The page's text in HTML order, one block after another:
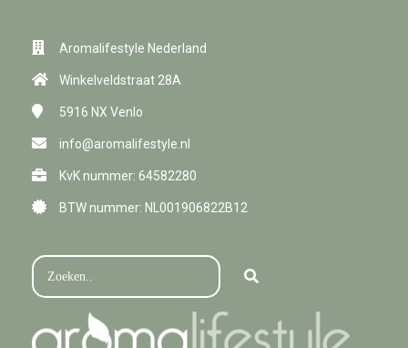
Aromalifestyle Nederland
Winkelveldstraat 28A
5916 NX Venlo
info@aromalifestyle.nl
KvK nummer: 64582280
BTW nummer: NL001906822B12